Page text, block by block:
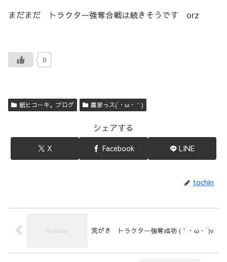
まだまだ トラクター強奪合戦は続きそうです orz
0
紙ヒコーキ。ブログ 農家っス(´・ω・｀)
シェアする
X Facebook LINE
tochin
荒がき トラクター強奪成功 (｀・ω・´)v